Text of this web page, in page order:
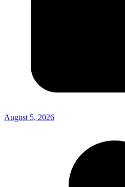
August 5, 2026